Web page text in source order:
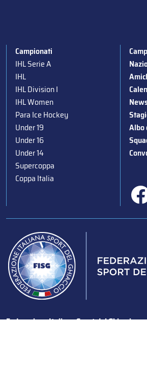
Campionati
IHL Serie A
IHL
IHL Division I
IHL Women
Para Ice Hockey
Under 19
Under 16
Under 14
Supercoppa
Coppa Italia
Albo
Federazione Italiana Sport del Ghiaccio